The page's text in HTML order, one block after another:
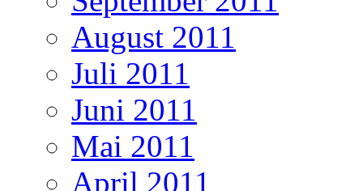
August 2011
Juli 2011
Juni 2011
Mai 2011
April 2011